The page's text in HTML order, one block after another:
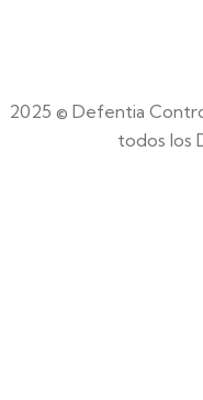
2025 © Defentia
todos los